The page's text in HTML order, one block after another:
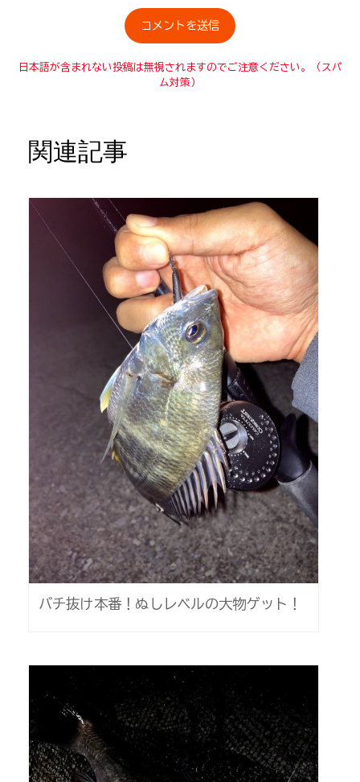
日本語が含まれない投稿は無視されますのでご注意ください。（スパ
ム対策）
関連記事
バチ抜け本番！ぬしレベルの大物ゲット！